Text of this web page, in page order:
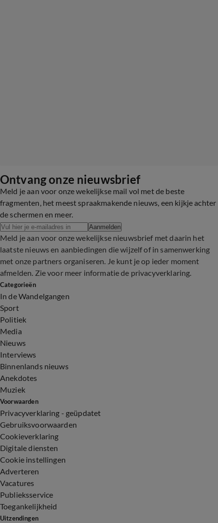
Ontvang onze nieuwsbrief
Meld je aan voor onze wekelijkse mail vol met de beste
fragmenten, het meest spraakmakende nieuws, een kijkje achter
de schermen en meer.
Aanmelden
Meld je aan voor onze wekelijkse nieuwsbrief met daarin het
laatste nieuws en aanbiedingen die wijzelf of in samenwerking
met onze partners organiseren. Je kunt je op ieder moment
afmelden. Zie voor meer informatie de privacyverklaring.
Categorieën
In de Wandelgangen
Sport
Politiek
Media
Nieuws
Interviews
Binnenlands nieuws
Anekdotes
Muziek
Voorwaarden
Privacyverklaring - geüpdatet
Gebruiksvoorwaarden
Cookieverklaring
Digitale diensten
Cookie instellingen
Adverteren
Vacatures
Publieksservice
Toegankelijkheid
Uitzendingen